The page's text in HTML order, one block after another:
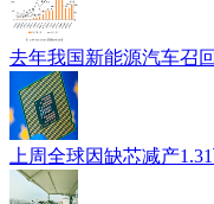
去年我国新能源汽车召
上周全球因缺芯减产